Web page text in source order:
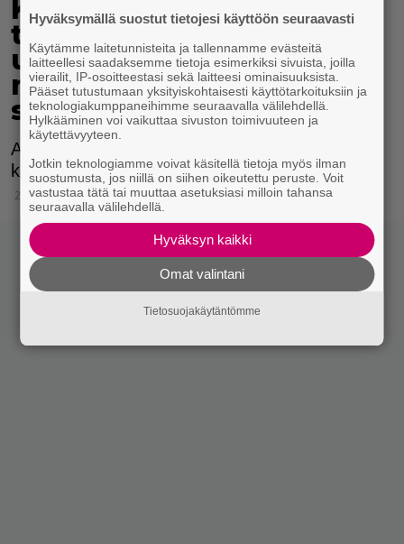
Käytettyjen vaatteiden
tarjonta kasvaa netissä –
uusin second handia
myyvä yritys yllättää
sinutkin
Ainakaan valinnanvaran vähyys ei ole syy
karttaa second hand -muotia.
20.4.2021 15:45
Hyväksymällä suostut tietojesi käyttöön seuraavasti
Käytämme laitetunnisteita ja tallennamme evästeitä
laitteellesi saadaksemme tietoja esimerkiksi sivuista, joilla
vierailit, IP-osoitteestasi sekä laitteesi ominaisuuksista.
Pääset tutustumaan yksityiskohtaisesti käyttötarkoituksiin ja
teknologiakumppaneihimme seuraavalla välilehdellä.
Hylkääminen voi vaikuttaa sivuston toimivuuteen ja
käytettävyyteen.
Jotkin teknologiamme voivat käsitellä tietoja myös ilman
suostumusta, jos niillä on siihen oikeutettu peruste. Voit
vastustaa tätä tai muuttaa asetuksiasi milloin tahansa
seuraavalla välilehdellä.
Hyväksyn kaikki
Omat valintani
Tietosuojakäytäntömme